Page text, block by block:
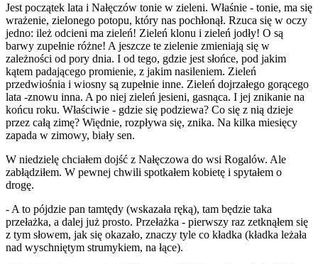
Jest początek lata i Nałęczów tonie w zieleni. Właśnie - tonie, ma się
wrażenie, zielonego potopu, który nas pochłonął. Rzuca się w oczy
jedno: ileż odcieni ma zieleń! Zieleń klonu i zieleń jodły! O są
barwy zupełnie różne! A jeszcze te zielenie zmieniają się w
zależności od pory dnia. I od tego, gdzie jest słońce, pod jakim
kątem padającego promienie, z jakim nasileniem. Zieleń
przedwiośnia i wiosny są zupełnie inne. Zieleń dojrzałego gorącego
lata -znowu inna. A po niej zieleń jesieni, gasnąca. I jej znikanie na
końcu roku. Właściwie - gdzie się podziewa? Co się z nią dzieje
przez całą zimę? Więdnie, rozpływa się, znika. Na kilka miesięcy
zapada w zimowy, biały sen.
W niedzielę chciałem dojść z Nałęczowa do wsi Rogalów. Ale
zabłądziłem. W pewnej chwili spotkałem kobietę i spytałem o
drogę.
- A to pójdzie pan tamtędy (wskazała ręką), tam będzie taka
przełażka, a dalej już prosto. Przełażka - pierwszy raz zetknąłem się
z tym słowem, jak się okazało, znaczy tyle co kładka (kładka leżała
nad wyschniętym strumykiem, na łące).